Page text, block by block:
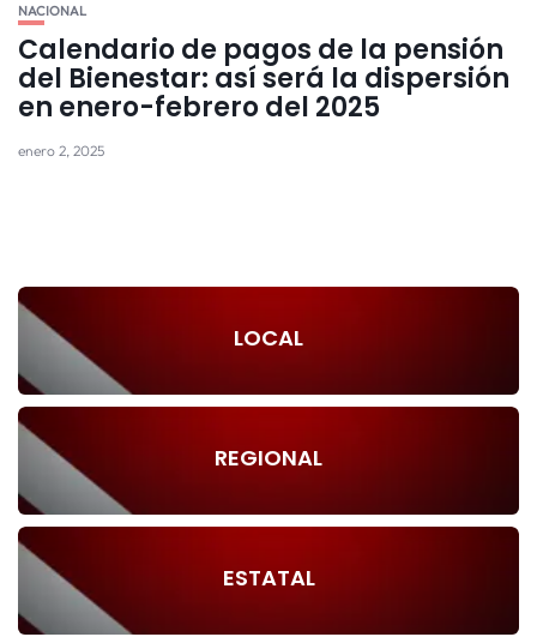
NACIONAL
Calendario de pagos de la pensión
del Bienestar: así será la dispersión
en enero-febrero del 2025
enero 2, 2025
LOCAL
REGIONAL
ESTATAL